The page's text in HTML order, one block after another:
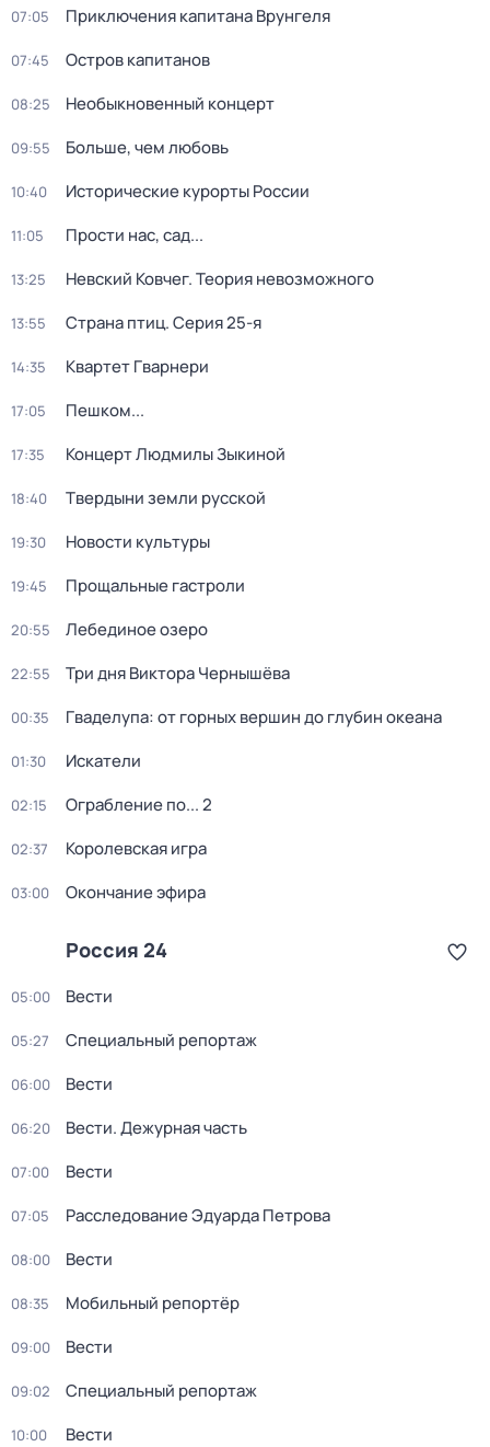
07:05 Приключения капитана Врунгеля
07:45 Остров капитанов
08:25 Необыкновенный концерт
09:55 Больше, чем любовь
10:40 Исторические курорты России
11:05 Прости нас, сад...
13:25 Невский Ковчег. Теория невозможного
13:55 Страна птиц. Серия 25-я
14:35 Квартет Гварнери
17:05 Пешком...
17:35 Концерт Людмилы Зыкиной
18:40 Твердыни земли русской
19:30 Новости культуры
19:45 Прощальные гастроли
20:55 Лебединое озеро
22:55 Три дня Виктора Чернышёва
00:35 Гваделупа: от горных вершин до глубин океана
01:30 Искатели
02:15 Ограбление по... 2
02:37 Королевская игра
03:00 Окончание эфира
Россия 24
05:00 Вести
05:27 Специальный репортаж
06:00 Вести
06:20 Вести. Дежурная часть
07:00 Вести
07:05 Расследование Эдуарда Петрова
08:00 Вести
08:35 Мобильный репортёр
09:00 Вести
09:02 Специальный репортаж
10:00 Вести